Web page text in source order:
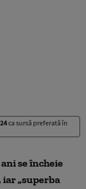
ca sursă preferată în
se încheie
„superba